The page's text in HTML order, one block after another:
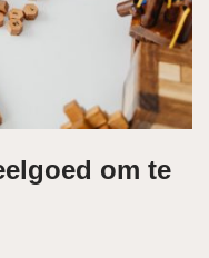
om te